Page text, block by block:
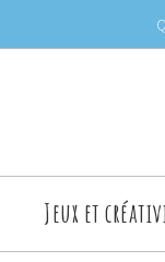
Jeux et